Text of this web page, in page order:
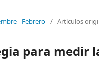
- Febrero / Artículos
para medir